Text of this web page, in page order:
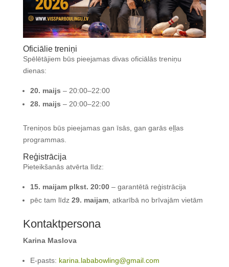
Oficiālie treniņi
Spēlētājiem būs pieejamas divas oficiālās treniņu
dienas:
20. maijs – 20:00–22:00
28. maijs – 20:00–22:00
Treniņos būs pieejamas gan īsās, gan garās eļļas
programmas.
Reģistrācija
Pieteikšanās atvērta līdz:
15. maijam plkst. 20:00– garantētā reģistrācija
pēc tam līdz 29. maijam, atkarībā no brīvajām vietām
Kontaktpersona
Karina Maslova
E-pasts: karina.lababowling@gmail.com